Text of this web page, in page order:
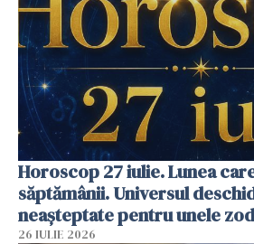
Horoscop 27 iulie. Lunea
săptămânii. Universul
neașteptate pentru unele
26 IULIE 2026